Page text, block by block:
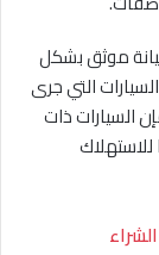
موثق بشكل
التي جرى
السيارات ذات